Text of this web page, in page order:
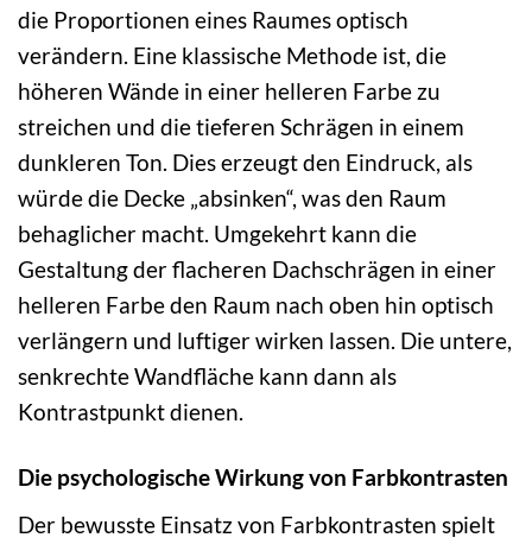
die Proportionen eines Raumes optisch
verändern. Eine klassische Methode ist, die
höheren Wände in einer helleren Farbe zu
streichen und die tieferen Schrägen in einem
dunkleren Ton. Dies erzeugt den Eindruck, als
würde die Decke „absinken“, was den Raum
behaglicher macht. Umgekehrt kann die
Gestaltung der flacheren Dachschrägen in einer
helleren Farbe den Raum nach oben hin optisch
verlängern und luftiger wirken lassen. Die untere,
senkrechte Wandfläche kann dann als
Kontrastpunkt dienen.
Die psychologische Wirkung von Farbkontrasten
Der bewusste Einsatz von Farbkontrasten spielt